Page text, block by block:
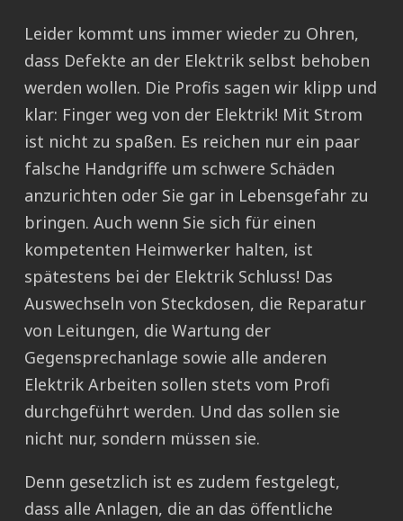
Leider kommt uns immer wieder zu Ohren,
dass Defekte an der Elektrik selbst behoben
werden wollen. Die Profis sagen wir klipp und
klar: Finger weg von der Elektrik! Mit Strom
ist nicht zu spaßen. Es reichen nur ein paar
falsche Handgriffe um schwere Schäden
anzurichten oder Sie gar in Lebensgefahr zu
bringen. Auch wenn Sie sich für einen
kompetenten Heimwerker halten, ist
spätestens bei der Elektrik Schluss! Das
Auswechseln von Steckdosen, die Reparatur
von Leitungen, die Wartung der
Gegensprechanlage sowie alle anderen
Elektrik Arbeiten sollen stets vom Profi
durchgeführt werden. Und das sollen sie
nicht nur, sondern müssen sie.
Denn gesetzlich ist es zudem festgelegt,
dass alle Anlagen, die an das öffentliche